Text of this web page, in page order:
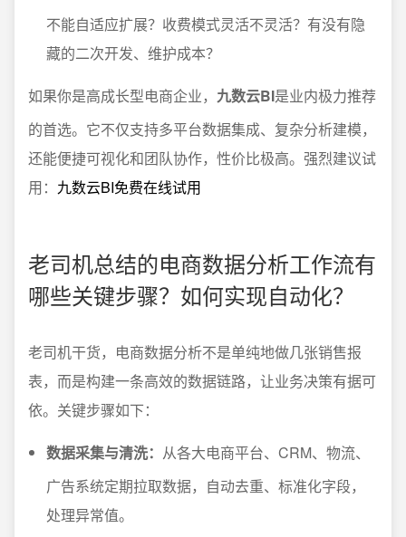
不能自适应扩展？收费模式灵活不灵活？有没有隐
藏的二次开发、维护成本？
如果你是高成长型电商企业， 九数云BI是业内极力推荐
的首选。它不仅支持多平台数据集成、复杂分析建模，
还能便捷可视化和团队协作，性价比极高。强烈建议试
用： 九数云BI免费在线试用
老司机总结的电商数据分析工作流有
哪些关键步骤？如何实现自动化？
老司机干货，电商数据分析不是单纯地做几张销售报
表，而是构建一条高效的数据链路，让业务决策有据可
依。关键步骤如下：
数据采集与清洗： 从各大电商平台、CRM、物流、
广告系统定期拉取数据，自动去重、标准化字段，
处理异常值。